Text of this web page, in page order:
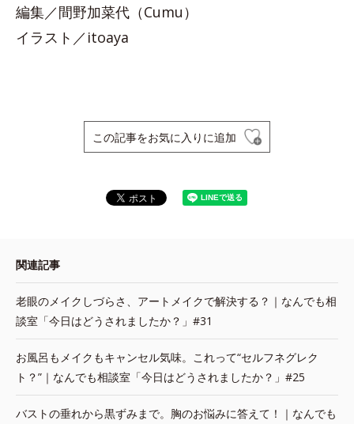
編集／間野加菜代（Cumu）
イラスト／itoaya
この記事をお気に入りに追加
関連記事
老眼のメイクしづらさ、アートメイクで解決する？｜なんでも相
談室「今日はどうされましたか？」#31
お風呂もメイクもキャンセル気味。これって“セルフネグレク
ト？”｜なんでも相談室「今日はどうされましたか？」#25
バストの垂れから黒ずみまで。胸のお悩みに答えて！｜なんでも